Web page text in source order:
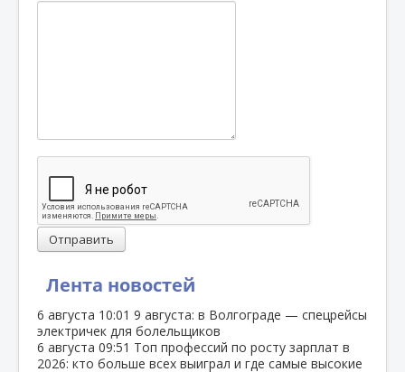
Лента новостей
6 августа 10:01 9 августа: в Волгограде — спецрейсы
электричек для болельщиков
6 августа 09:51 Топ профессий по росту зарплат в
2026: кто больше всех выиграл и где самые высокие
Отправить